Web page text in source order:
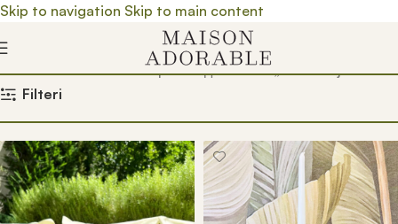
Skip to navigation Skip to main content
Почетна/ Prodavnica/ Производ oзначен „dekoracija stola“
Filteri